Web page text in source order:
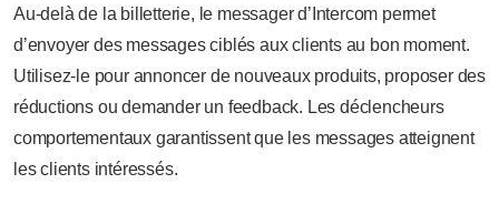
Au-delà de la billetterie, le messager d’Intercom permet
d’envoyer des messages ciblés aux clients au bon moment.
Utilisez-le pour annoncer de nouveaux produits, proposer des
réductions ou demander un feedback. Les déclencheurs
comportementaux garantissent que les messages atteignent
les clients intéressés.